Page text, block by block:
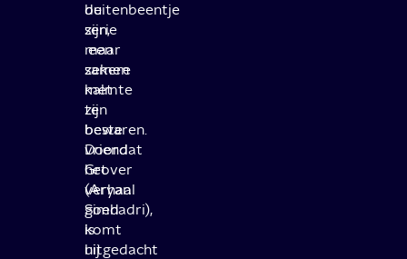
buitenbeentje
zijn,
maar
samen
met
zijn
beste
vriend
Grover
(Aryan
Simhadri),
komt
hij
de
serie
een
zekere
kalmte
te
bewaren.
Doordat
het
verhaal
goed
is
uitgedacht